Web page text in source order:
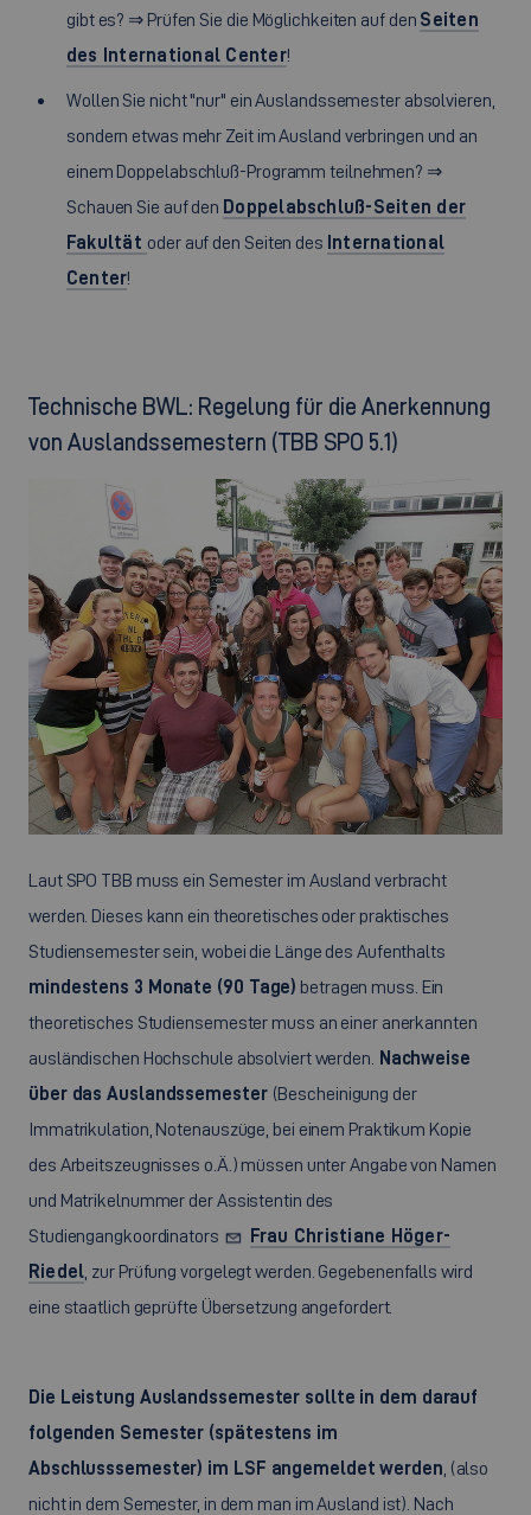
gibt es? ⇒ Prüfen Sie die Möglichkeiten auf den Seiten
des International Center!
Wollen Sie nicht "nur" ein Auslandssemester absolvieren,
sondern etwas mehr Zeit im Ausland verbringen und an
einem Doppelabschluß-Programm teilnehmen? ⇒
Schauen Sie auf den Doppelabschluß-Seiten der
Fakultät oder auf den Seiten des International
Center!
Technische BWL: Regelung für die Anerkennung
von Auslandssemestern (TBB SPO 5.1)
Laut SPO TBB muss ein Semester im Ausland verbracht
werden. Dieses kann ein theoretisches oder praktisches
Studiensemester sein, wobei die Länge des Aufenthalts
mindestens 3 Monate (90 Tage) betragen muss. Ein
theoretisches Studiensemester muss an einer anerkannten
ausländischen Hochschule absolviert werden.
Nachweise
über das Auslandssemester (Bescheinigung der
Immatrikulation, Notenauszüge, bei einem Praktikum Kopie
des Arbeitszeugnisses o.Ä.) müssen unter Angabe von Namen
und Matrikelnummer der Assistentin des
Studiengangkoordinators
Frau Christiane Höger-
Riedel , zur Prüfung vorgelegt werden. Gegebenenfalls wird
eine staatlich geprüfte Übersetzung angefordert.
Die Leistung Auslandssemester sollte in dem darauf
folgenden Semester (spätestens im
Abschlusssemester) im LSF angemeldet werden , (also
nicht in dem Semester, in dem man im Ausland ist). Nach